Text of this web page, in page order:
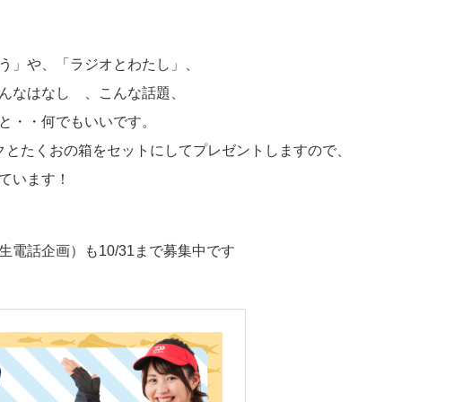
」や、「ラジオとわたし」、
なはなし 、こんな話題、
・・何でもいいです。
たくおの箱をセットにしてプレゼントしますので、
います！
電話企画）も10/31まで募集中です